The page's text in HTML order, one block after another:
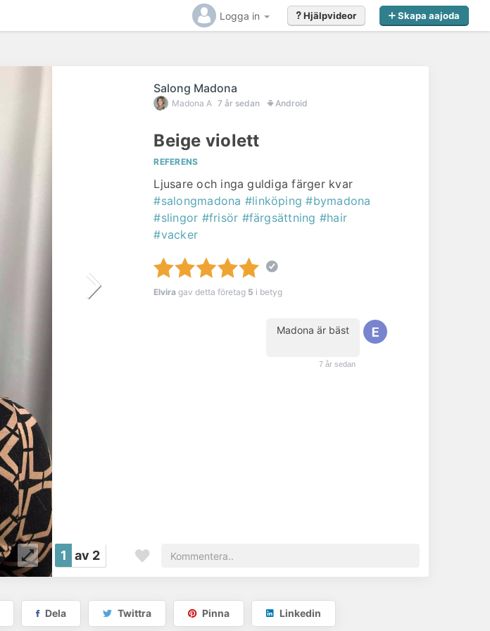
Logga in Skapa aajoda
Hjälpvideor
1 av 2
Salong Madona
Madona A 7 år sedan Android
Beige violett
REFERENS
Ljusare och inga guldiga färger kvar
#salongmadona #linköping #bymadona
#slingor #frisör #färgsättning #hair
#vacker
Elvira gav detta företag 5 i betyg
Madona är bäst
7 år sedan
Dela Twittra Pinna Linkedin